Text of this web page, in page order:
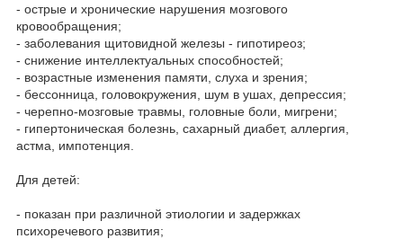
- острые и хронические нарушения мозгового
кровообращения;
- заболевания щитовидной железы - гипотиреоз;
- снижение интеллектуальных способностей;
- возрастные изменения памяти, слуха и зрения;
- бессонница, головокружения, шум в ушах, депрессия;
- черепно-мозговые травмы, головные боли, мигрени;
- гипертоническая болезнь, сахарный диабет, аллергия,
астма, импотенция.
Для детей:
- показан при различной этиологии и задержках
психоречевого развития;